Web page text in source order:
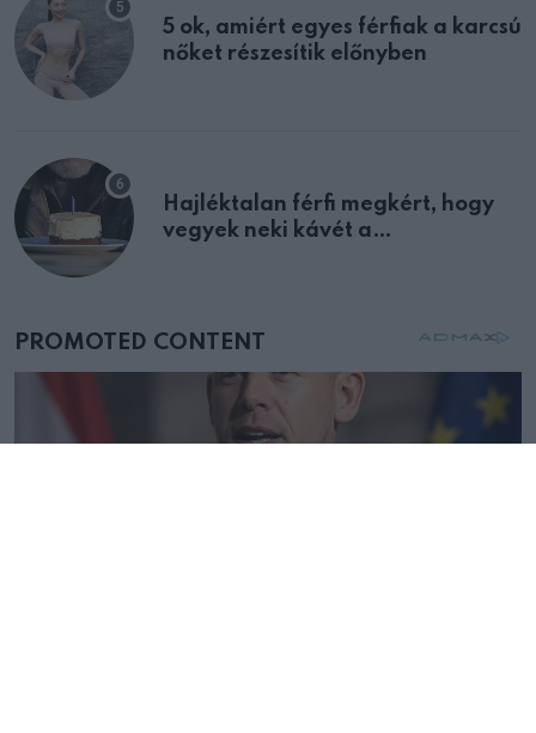
5 ok, amiért egyes férfiak a karcsú
nőket részesítik előnyben
Hajléktalan férfi megkért, hogy
vegyek neki kávét a